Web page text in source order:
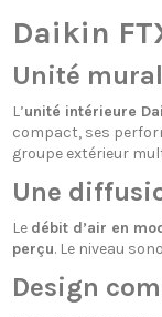
Daikin
Unité
L’unité intérieure
compact, ses
groupe extérieur
Une
Le débit d’air en
perçu. Le niveau
Design